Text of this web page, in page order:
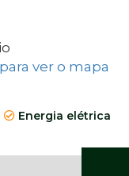
ver o mapa
Energia elétrica